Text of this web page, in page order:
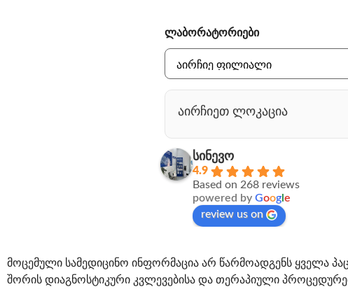
ლაბორატორიები
აირჩიეთ ლოკაცია
სინევო
4.9
Based on 268 reviews
powered byGoog le
review us on
მოცემული სამედიცინო ინფორმაცია არ წარმოადგენს ყველა
შორის დიაგნოსტიკური კვლევებისა და თერაპიული